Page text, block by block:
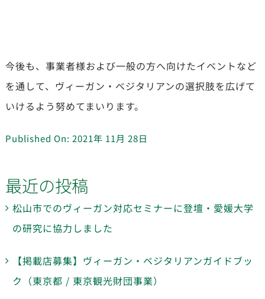
今後も、事業者様および一般の方へ向けたイベントなど
を通して、ヴィーガン・ベジタリアンの選択肢を広げて
いけるよう努めてまいります。
Published On: 2021年 11月 28日
最近の投稿
松山市でのヴィーガン対応セミナーに登壇・愛媛大学
の研究に協力しました
【掲載店募集】ヴィーガン・ベジタリアンガイドブッ
ク（東京都 / 東京観光財団事業）